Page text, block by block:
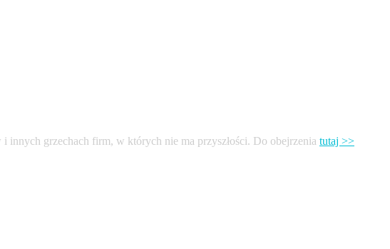
grzechach firm, w których nie ma przyszłości. Do obejrzenia tutaj >>